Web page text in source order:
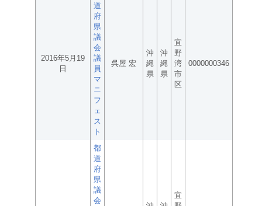
2016年5月19
日
道
府
県
議
会
議
員
マ
ニ
フ
ェ
ス
ト
呉屋 宏
沖
縄
県
沖
縄
県
宜
野
湾
市
区
0000000346
都
道
府
県
議
会
宜